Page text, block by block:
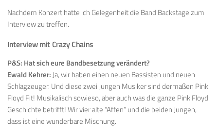
Nachdem Konzert hatte ich Gelegenheit die Band Backstage zum
Interview zu treffen.
Interview mit Crazy Chains
P&S: Hat sich eure Bandbesetzung verändert?
Ewald Kehrer:Ja, wir haben einen neuen Bassisten und neuen
Schlagzeuger. Und diese zwei Jungen Musiker sind dermaßen Pink
Floyd Fit! Musikalisch sowieso, aber auch was die ganze Pink Floyd
Geschichte betrifft! Wir vier alte “Affen” und die beiden Jungen,
dass ist eine wunderbare Mischung.